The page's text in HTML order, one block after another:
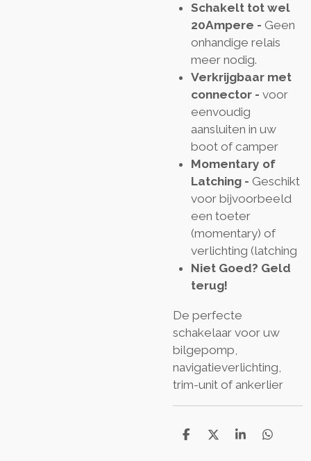
Schakelt tot wel
20Ampere - Geen
onhandige relais
meer nodig.
Verkrijgbaar met
connector - voor
eenvoudig
aansluiten in uw
boot of camper
Momentary of
Latching - Geschikt
voor bijvoorbeeld
een toeter
(momentary) of
verlichting (latching
Niet Goed? Geld
terug!
De perfecte
schakelaar voor uw
bilgepomp,
navigatieverlichting,
trim-unit of ankerlier
T
T
T
T